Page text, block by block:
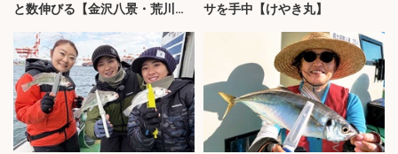
と数伸びる【金沢八景・荒川
サを手中【けやき丸】